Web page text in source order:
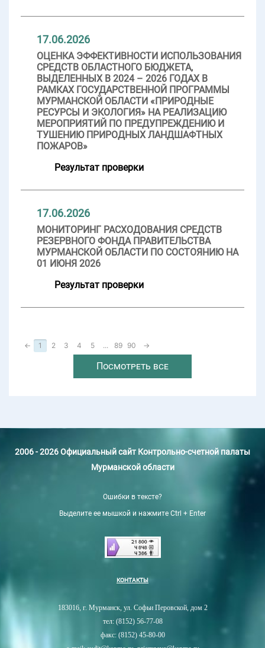
17.06.2026
ОЦЕНКА ЭФФЕКТИВНОСТИ ИСПОЛЬЗОВАНИЯ
СРЕДСТВ ОБЛАСТНОГО БЮДЖЕТА,
ВЫДЕЛЕННЫХ В 2024 – 2026 ГОДАХ В
РАМКАХ ГОСУДАРСТВЕННОЙ ПРОГРАММЫ
МУРМАНСКОЙ ОБЛАСТИ «ПРИРОДНЫЕ
РЕСУРСЫ И ЭКОЛОГИЯ» НА РЕАЛИЗАЦИЮ
МЕРОПРИЯТИЙ ПО ПРЕДУПРЕЖДЕНИЮ И
ТУШЕНИЮ ПРИРОДНЫХ ЛАНДШАФТНЫХ
ПОЖАРОВ»
Результат проверки
17.06.2026
МОНИТОРИНГ РАСХОДОВАНИЯ СРЕДСТВ
РЕЗЕРВНОГО ФОНДА ПРАВИТЕЛЬСТВА
МУРМАНСКОЙ ОБЛАСТИ ПО СОСТОЯНИЮ НА
01 ИЮНЯ 2026
Результат проверки
← 1 2 3 4 5 ... 89 90 →
Посмотреть все
2006 - 2026 Официальный сайт Контрольно-счетной палаты
Мурманской области
Ошибки в тексте?
Выделите ее мышкой и нажмите Ctrl + Enter
КОНТАКТЫ
183016, г. Мурманск, ул. Софьи Перовской, дом 2
тел: (8152) 56-77-08
факс: (8152) 45-80-00